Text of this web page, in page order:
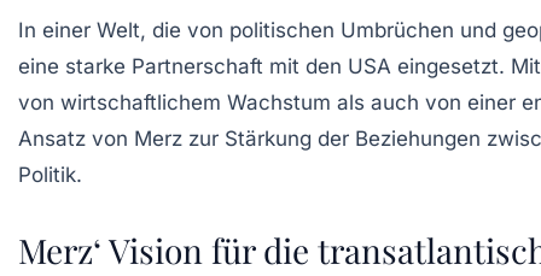
In einer Welt, die von politischen Umbrüchen und
eine starke Partnerschaft mit den USA eingesetzt.
von wirtschaftlichem Wachstum als auch von einer
Ansatz von Merz zur Stärkung der Beziehungen
Politik.
Merz‘ Vision für die